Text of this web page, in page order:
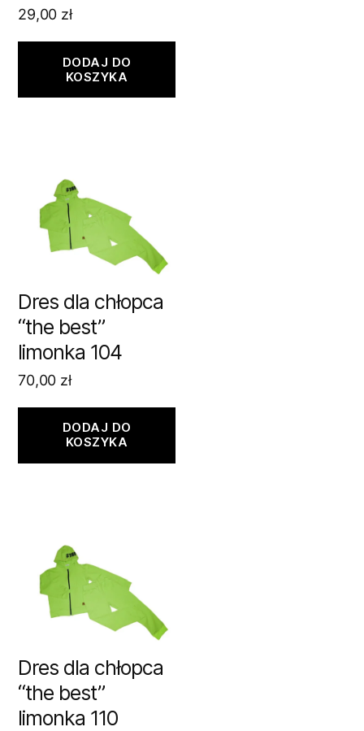
29,00 zł
DODAJ DO
KOSZYKA
Dres dla chłopca
“the best”
limonka 104
70,00 zł
DODAJ DO
KOSZYKA
Dres dla chłopca
“the best”
limonka 110